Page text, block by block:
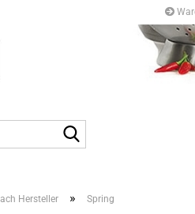
Hersteller » Spring